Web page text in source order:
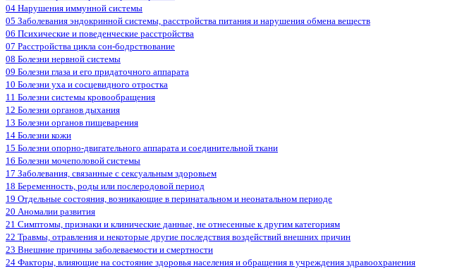
04 Нарушения иммунной системы
05 Заболевания эндокринной системы, расстройства питания и нарушения обмена веществ
06 Психические и поведенческие расстройства
07 Расстройства цикла сон-бодрствование
08 Болезни нервной системы
09 Болезни глаза и его придаточного аппарата
10 Болезни уха и сосцевидного отростка
11 Болезни системы кровообращения
12 Болезни органов дыхания
13 Болезни органов пищеварения
14 Болезни кожи
15 Болезни опорно-двигательного аппарата и соединительной ткани
16 Болезни мочеполовой системы
17 Заболевания, связанные с сексуальным здоровьем
18 Беременность, роды или послеродовой период
19 Отдельные состояния, возникающие в перинатальном и неонатальном периоде
20 Аномалии развития
21 Симптомы, признаки и клинические данные, не отнесенные к другим категориям
22 Травмы, отравления и некоторые другие последствия воздействий внешних причин
23 Внешние причины заболеваемости и смертности
24 Факторы, влияющие на состояние здоровья населения и обращения в учреждения здравоохранения